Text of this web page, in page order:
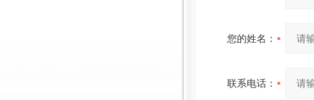
您的姓名：
联系电话：